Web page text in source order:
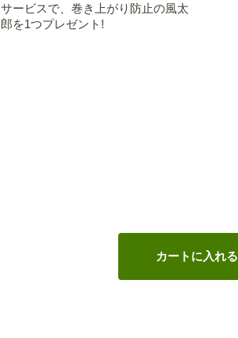
サービスで、巻き上がり防止の風太
郎を1つプレゼント!
カートに入れる